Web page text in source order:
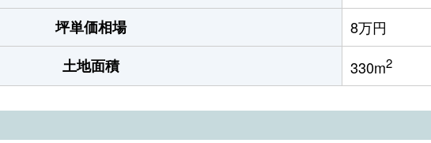
坪単価相場
8万円
土地面積
330m2